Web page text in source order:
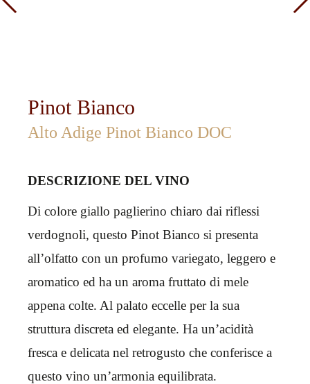
Pinot Bianco
Alto Adige Pinot Bianco DOC
DESCRIZIONE DEL VINO
Di colore giallo paglierino chiaro dai riflessi
verdognoli, questo Pinot Bianco si presenta
all’olfatto con un profumo variegato, leggero e
aromatico ed ha un aroma fruttato di mele
appena colte. Al palato eccelle per la sua
struttura discreta ed elegante. Ha un’acidità
fresca e delicata nel retrogusto che conferisce a
questo vino un’armonia equilibrata.